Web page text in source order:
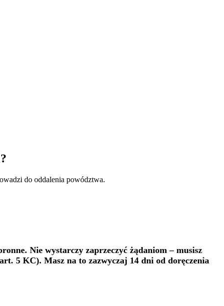
do oddalenia powództwa.
Nie wystarczy zaprzeczyć żądaniom – musisz
5 KC). Masz na to zazwyczaj 14 dni od doręczenia